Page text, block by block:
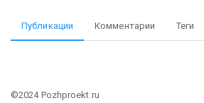
Публикации Комментарии Теги
©2024 Pozhproekt.ru